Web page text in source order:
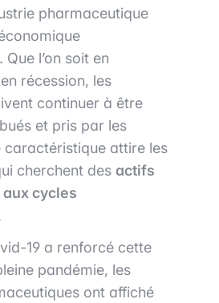
pharmaceutique
l’on soit en
récession, les
continuer à être
et pris par les
caractéristique attire les
cherchent des actifs
cycles
19 a renforcé cette
pandémie, les
ont affiché